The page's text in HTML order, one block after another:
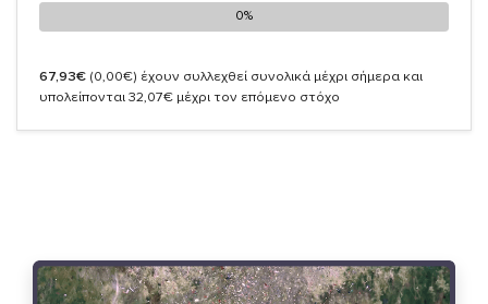
0%
0%
67,93€ (0,00€) έχουν συλλεχθεί συνολικά μέχρι σήμερα και
υπολείπονται 32,07€ μέχρι τον επόμενο στόχο